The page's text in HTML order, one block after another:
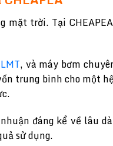
mặt trời. Tại
, và máy bơm
trung bình cho một
đáng kể về lâu
sử dụng.